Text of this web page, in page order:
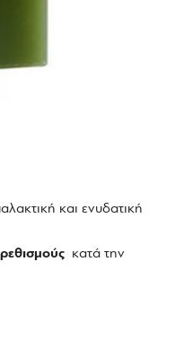
και ενυδατική
κατά την